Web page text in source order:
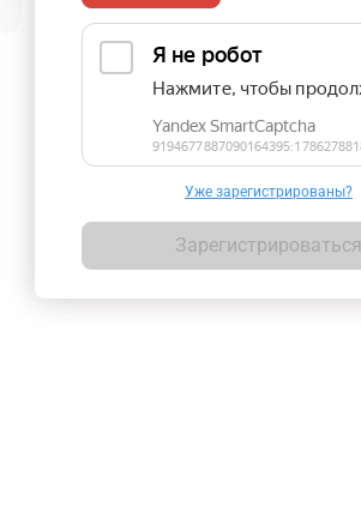
Уже зарегистрированы?
Зарегистрироваться